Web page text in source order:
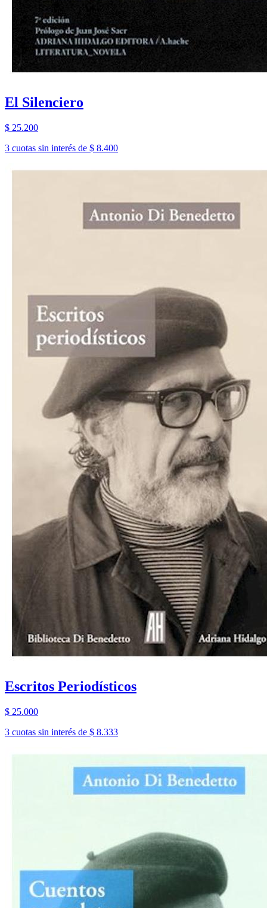
El Silenciero
$ 25.200
3 cuotas sin interés de $ 8.400
Escritos Periodísticos
$ 25.000
3 cuotas sin interés de $ 8.333